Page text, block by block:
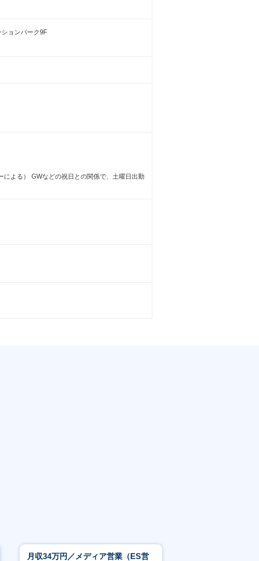
ョンパーク9F
よる） GWなどの祝日との関係で、土曜日出勤
月収34万円／メディア営業（ES営